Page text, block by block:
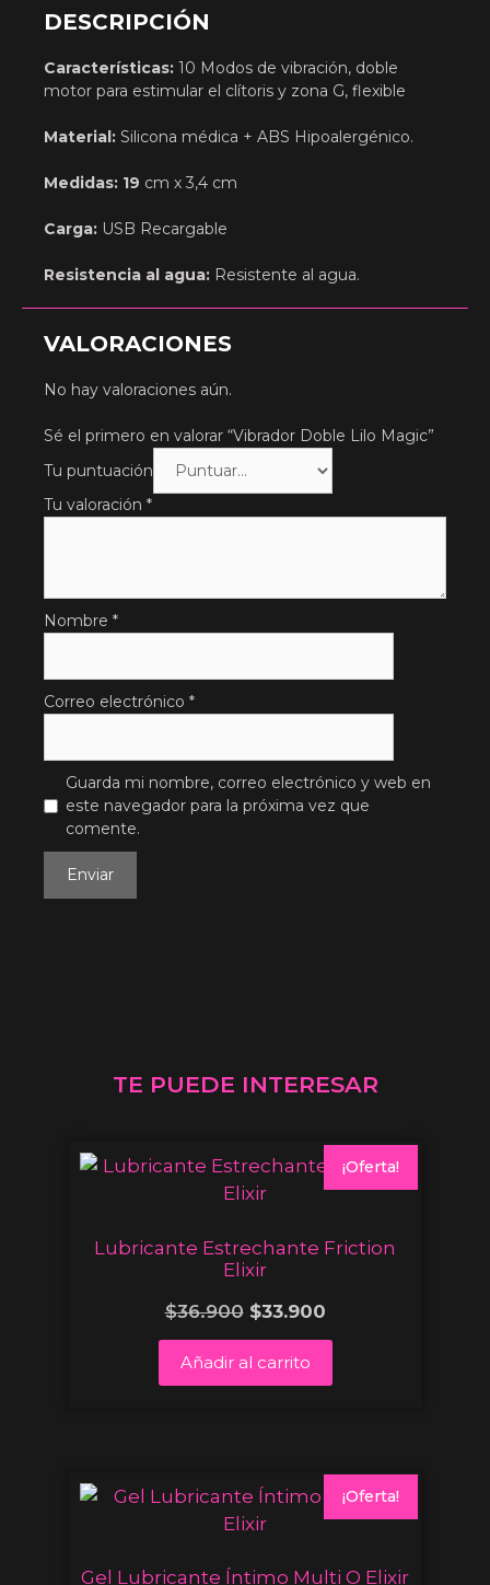
DESCRIPCIÓN
Características: 10 Modos de vibración, doble
motor para estimular el clítoris y zona G, flexible
Material: Silicona médica + ABS Hipoalergénico.
Medidas: 19 cm x 3,4 cm
Carga: USB Recargable
Resistencia al agua: Resistente al agua.
VALORACIONES
No hay valoraciones aún.
Sé el primero en valorar “Vibrador Doble Lilo Magic”
Tu puntuación
Tu valoración *
Nombre *
Correo electrónico *
Guarda mi nombre, correo electrónico y web en
este navegador para la próxima vez que
comente.
TE PUEDE INTERESAR
¡Oferta!
Lubricante Estrechante Friction
Elixir
$36.900 $33.900
Añadir al carrito
¡Oferta!
Gel Lubricante Íntimo Multi O Elixir